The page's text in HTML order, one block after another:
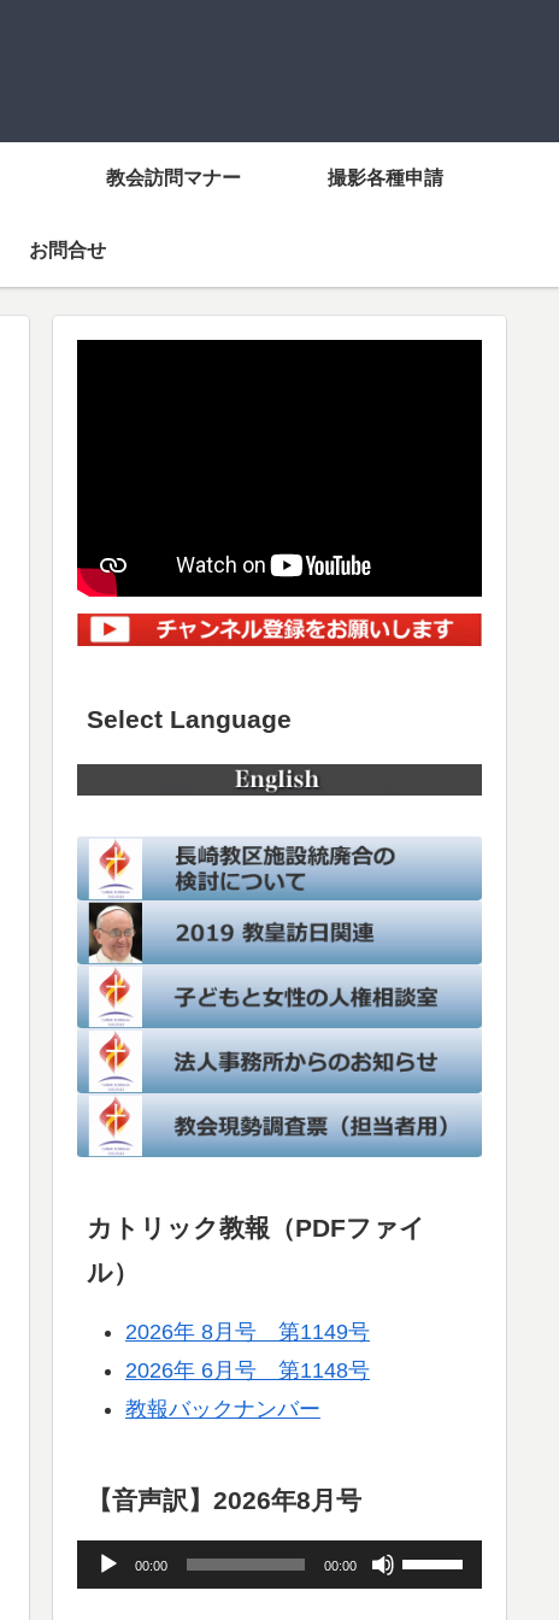
教会訪問マナー 撮影各種申請
お問合せ
Select Language
カトリック教報（PDFファイ
ル）
2026年 8月号 第1149号
2026年 6月号 第1148号
教報バックナンバー
【音声訳】2026年8月号
声
00:00 00:00
ボ
リ